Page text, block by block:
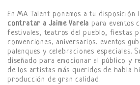
En MA Talent ponemos a tu
contratar a Jaime Varela para eventos
festivales, teatros del pueblo, fiestas
convenciones, aniversarios, eventos
palenques y celebraciones especiales.
diseñado para emocionar al público y
de los artistas más queridos de habla
producción de gran calidad.